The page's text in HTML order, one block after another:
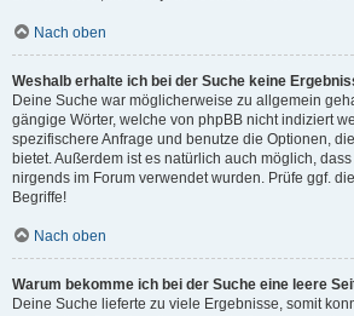
Nach oben
Weshalb erhalte ich bei der Suche keine
Deine Suche war möglicherweise zu allgemein
gängige Wörter, welche von phpBB nicht indiziert
spezifischere Anfrage und benutze die Optionen,
bietet. Außerdem ist es natürlich auch möglich,
nirgends im Forum verwendet wurden. Prüfe ggf.
Begriffe!
Nach oben
Warum bekomme ich bei der Suche eine leere
Deine Suche lieferte zu viele Ergebnisse, somit